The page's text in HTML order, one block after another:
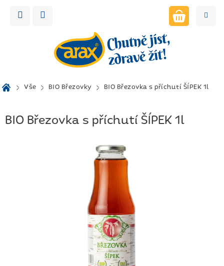
DomůVše BIO Březovky BIO Březovka s příchutí ŠÍPEK 1l
BIO Březovka s příchutí ŠÍPEK 1l